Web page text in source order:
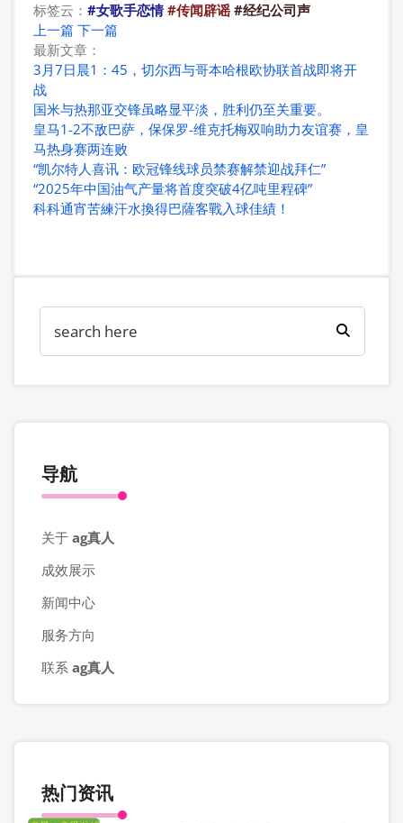
标签云： #女歌手恋情 #传闻辟谣 #经纪公司声
上一篇 下一篇
最新文章：
3月7日晨1：45，切尔西与哥本哈根欧协联首战即将开
战
国米与热那亚交锋虽略显平淡，胜利仍至关重要。
皇马1-2不敌巴萨，保保罗-维克托梅双响助力友谊赛，皇
马热身赛两连败
“凯尔特人喜讯：欧冠锋线球员禁赛解禁迎战拜仁”
“2025年中国油气产量将首度突破4亿吨里程碑”
科科通宵苦練汗水換得巴薩客戰入球佳績！
导航
关于 ag真人
成效展示
新闻中心
服务方向
联系 ag真人
热门资讯